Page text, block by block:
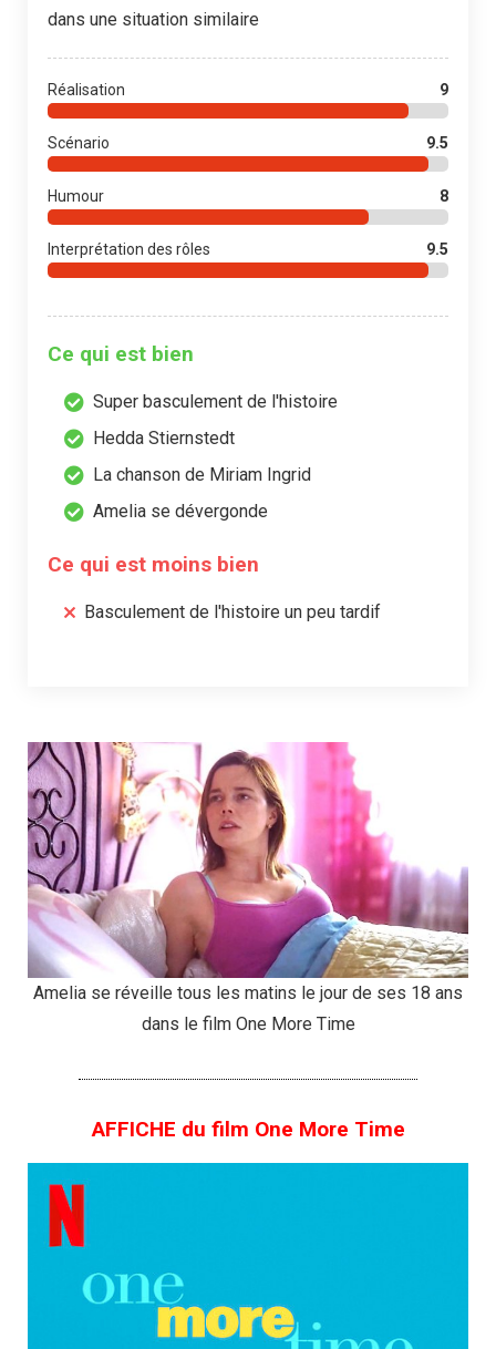
dans une situation similaire
Réalisation 9
Scénario 9.5
Humour 8
Interprétation des rôles 9.5
Ce qui est bien
Super basculement de l'histoire
Hedda Stiernstedt
La chanson de Miriam Ingrid
Amelia se dévergonde
Ce qui est moins bien
Basculement de l'histoire un peu tardif
Amelia se réveille tous les matins le jour de ses 18 ans
dans le film One More Time
AFFICHE du film One More Time